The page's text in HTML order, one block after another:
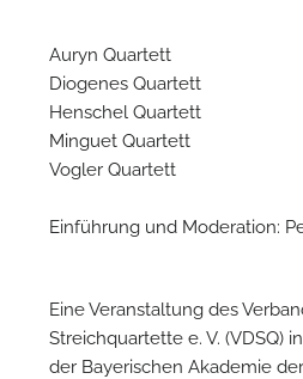
Auryn Quartett
Diogenes Quartett
Henschel Quartett
Minguet Quartett
Vogler Quartett
Einführung und Moderation:
Eine Veranstaltung des
Streichquartette e. V. (VDSQ)
der Bayerischen Akademie